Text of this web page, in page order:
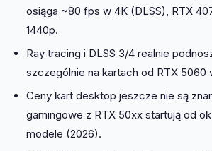
osiąga ~80 fps w 4K (DLSS), RTX
1440p.
Ray tracing i DLSS 3/4 realnie
szczególnie na kartach od RTX 5060
Ceny kart desktop jeszcze nie są
gamingowe z RTX 50xx startują od
modele (2026).